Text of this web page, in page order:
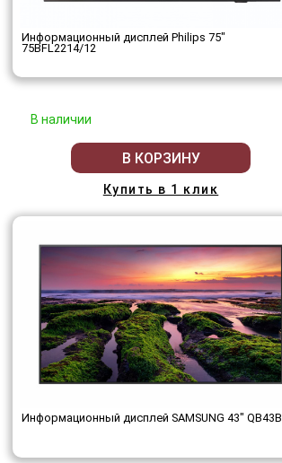
Информационный дисплей Philips 75"
75BFL2214/12
В наличии
В КОРЗИНУ
Купить в 1 клик
Информационный дисплей SAMSUNG 43" QB43B